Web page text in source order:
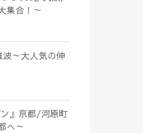
集合！～
波～大人気の伸
ン』京都/河原町
へ～